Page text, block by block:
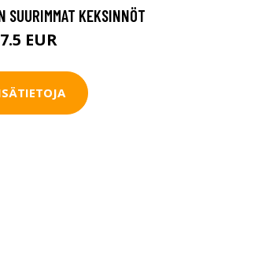
SUURIMMAT KEKSINNÖT
7.5 EUR